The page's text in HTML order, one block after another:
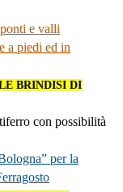
e valli
a piedi ed in
BRINDISI DI
con possibilità
per la